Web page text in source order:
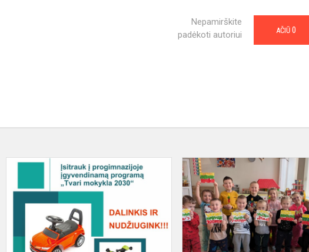
Nepamirškite
padėkoti autoriui
AČIŪ 0
Kvietimas
Dalinkis
nudžiugink